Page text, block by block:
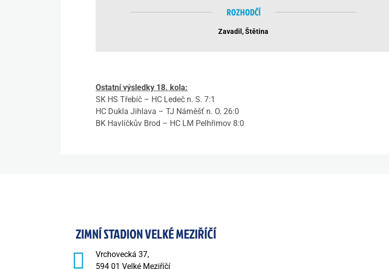
ROZHODČÍ
Zavadil, Štětina
Ostatní výsledky 18. kola:
SK HS Třebíč – HC Ledeč n. S. 7:1
HC Dukla Jihlava – TJ Náměšť n. O. 26:0
BK Havlíčkův Brod – HC LM Pelhřimov 8:0
ZIMNÍ STADION VELKÉ MEZIŘÍČÍ
Vrchovecká 37,
594 01 Velké Meziříčí